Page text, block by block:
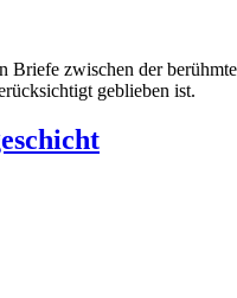
Briefe zwischen der
geblieben ist.